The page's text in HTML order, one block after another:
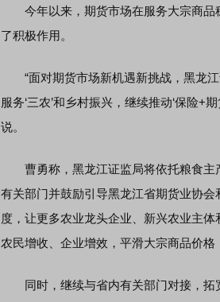
今年以来，期货市场在服务大宗商品
了积极作用。
“面对期货市场新机遇新挑战，黑龙江
服务‘三农’和乡村振兴，继续推动‘保险+
说。
曹勇称，黑龙江证监局将依托粮食主
有关部门并鼓励引导黑龙江省期货业协
度，让更多农业龙头企业、新兴农业主
农民增收、企业增效，平滑大宗商品价格
同时，继续与省内有关部门对接，拓